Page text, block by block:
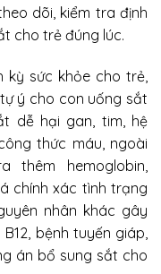
dõi, kiểm tra định
cho trẻ đúng lúc.
kỳ sức khỏe cho trẻ,
ý cho con uống sắt
dễ hại gan, tim, hệ
thức máu, ngoài
hemoglobin,
chính xác tình trạng
nhân khác gây
bệnh tuyến giáp,
án bổ sung sắt cho